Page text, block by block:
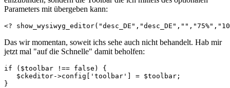
Parameters mit übergeben kann:
<?
Das wir momentan, soweit ichs sehe auch nicht behandelt. Hab mir
jetzt mal "auf die Schnelle" damit beholfen:
if ($toolbar !== false) {
   $ckeditor->config['toolbar'] = $toolbar;
}